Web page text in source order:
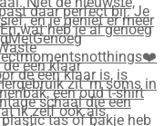
één klaar